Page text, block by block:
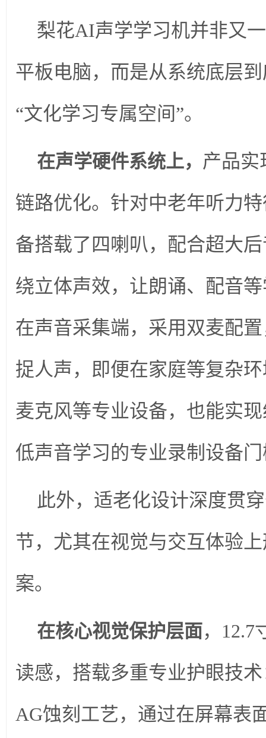
梨花AI声学学习机并非又
平板电脑，而是从系统底层
“文化学习专属空间”。
在声学硬件系统上， 产品实
链路优化。针对中老年听力
备搭载了四喇叭，配合超大
绕立体声效，让朗诵、配音
在声音采集端，采用双麦配
捉人声，即便在家庭等复杂
麦克风等专业设备，也能实
低声音学习的专业录制设备
此外，适老化设计深度贯
节，尤其在视觉与交互体验
案。
在核心视觉保护层面，12.7
读感，搭载多重专业护眼技
AG蚀刻工艺，通过在屏幕表